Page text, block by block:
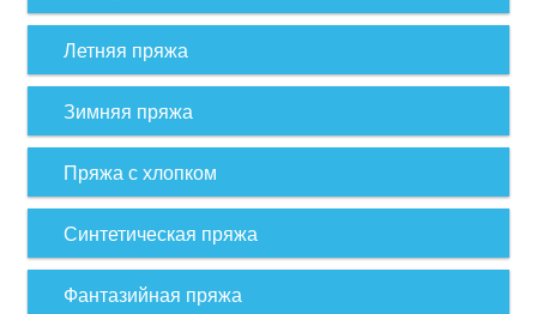
Летняя пряжа
Зимняя пряжа
Пряжа с хлопком
Синтетическая пряжа
Фантазийная пряжа